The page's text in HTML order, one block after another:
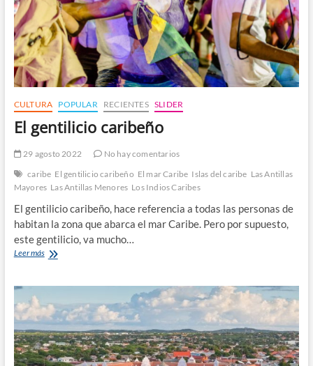
CULTURA POPULAR RECIENTES SLIDER
El gentilicio caribeño
29 agosto 2022
No hay comentarios
caribe El gentilicio caribeño El mar Caribe Islas del caribe Las Antillas
Mayores Las Antillas Menores Los Indios Caribes
El gentilicio caribeño, hace referencia a todas las personas de
habitan la zona que abarca el mar Caribe. Pero por supuesto,
este gentilicio, va mucho…
Leer másEl